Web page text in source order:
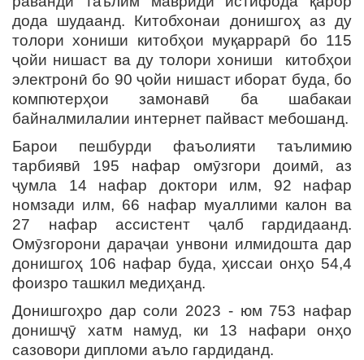
дода шудаанд. Китобхонаи донишгоҳ аз ду
толори хониши китобҳои муқаррарӣ бо 115
ҷойи нишаст ва ду толори хониши китобҳои
электронӣ бо 90 ҷойи нишаст иборат буда, бо
компютерҳои замонавӣ ба шабакаи
байналмилалии интернет пайваст мебошанд.
Барои пешбурди фаъолияти таълимию
тарбиявӣ 195 нафар омӯзгори доимӣ, аз
ҷумла 14 нафар доктори илм, 92 нафар
номзади илм, 66 нафар муаллими калон ва
27 нафар ассистент ҷалб гардидаанд.
Омӯзгорони дараҷаи унвони илмидошта дар
донишгоҳ 106 нафар буда, ҳиссаи онҳо 54,4
фоизро ташкил медиҳанд.
Донишгоҳро дар соли 2023 - юм 753 нафар
донишҷӯ хатм намуд, ки 13 нафари онҳо
сазовори дипломи аъло гардиданд.